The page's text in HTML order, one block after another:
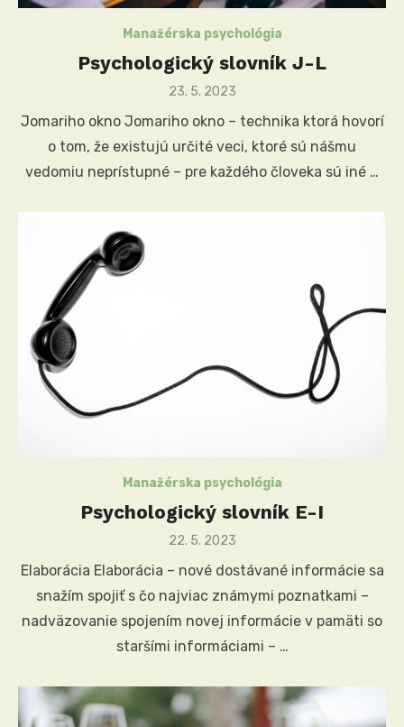
Manažérska psychológia
Psychologický slovník J-L
Posted
23. 5. 2023
Jomariho okno Jomariho okno – technika ktorá hovorí
o tom, že existujú určité veci, ktoré sú nášmu
vedomiu neprístupné – pre každého človeka sú iné …
Manažérska psychológia
Psychologický slovník E-I
Posted
22. 5. 2023
Elaborácia Elaborácia – nové dostávané informácie sa
snažím spojiť s čo najviac známymi poznatkami –
nadväzovanie spojením novej informácie v pamäti so
staršími informáciami – …